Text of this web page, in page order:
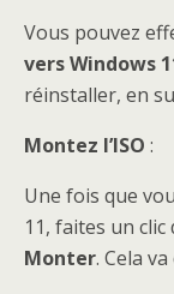
Vous pouvez
vers Windows
réinstaller, en
Montez l’ISO :
Une fois que
11, faites un
Monter. Cela